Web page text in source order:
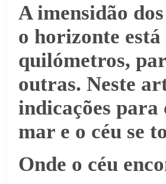
A imensidão
o horizonte
quilómetros,
outras. Neste
indicações
mar e o céu se
Onde o céu